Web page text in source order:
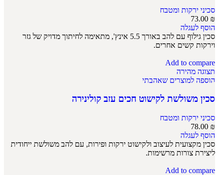
סכיני ירקות ומטבח
73.00 ₪
הוסף לעגלה
סכין גילוף עם להב באורך 5.5 אינץ', מתאימה לחיתוך מדויק של גזר
וירקות קשים אחרים.
Add to compare
תצוגה מהירה
הוספה למוצרים שאהבתי
סכין משולשת לקישוט חכים עזב קולינירה
סכיני ירקות ומטבח
78.00 ₪
הוסף לעגלה
סכין מקצועית לעיצוב ולקישוט ירקות ופירות, עם להב משולשת ייחודית
ליצירת צורות מרשימות.
Add to compare